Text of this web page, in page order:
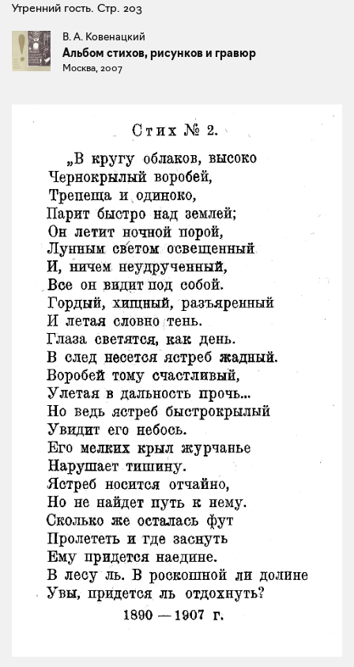
Утренний гость. Стр. 203
В. А. Ковенацкий
Альбом стихов, рисунков и гравюр
Москва, 2007